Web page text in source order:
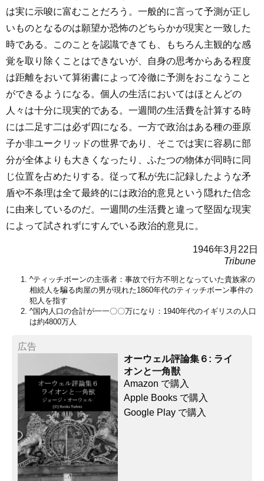
は実に示唆に富むことだろう。一般的に言って予測が正し
いものとなるのは願望か恐怖のどちらかが現実と一致した
時である。このことを認識できても、もちろん主観的な感
覚を取り除くことはできないが、自身の思考からある程度
は距離をおいて算術書によって冷徹に予測をおこなうこと
ができるようになる。個人の生活においてはほとんどの
人々は十分に現実的である。一週間の生活費を計算する時
には二足す二は必ず四になる。一方で政治はある種の亜原
子か非ユークリッドの世界であり、そこでは実に容易に部
分が全体よりも大きくなったり、ふたつの物体が同時に同
じ位置を占めたりする。従って私が先に記録したような矛
盾や不条理は全て最終的には政治的意見という隠れた信念
に由来しているのだ。一週間の生活費と違って堅固な現実
によって試されずにすんでいる政治的意見に。
1946年3月22日
Tribune
^ティッチボーンの主張者：事故で行方不明となっていた貴族家の
相続人を騙る肉屋の男が現れた1860年代のティッチボーン事件の
犯人を指す
^国内人口の合計が一一〇〇万になり：1940年代のイギリスの人口
は約4800万人
広告
オーウェル評論集６: ライ
オンと一角獣
Amazon で購入
Apple Books で購入
Google Play で購入